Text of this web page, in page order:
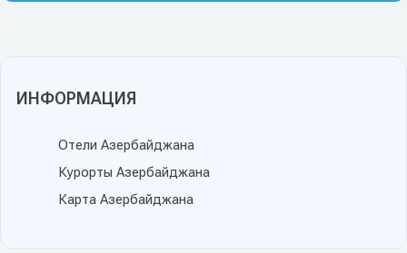
ИНФОРМАЦИЯ
Отели Азербайджана
Курорты Азербайджана
Карта Азербайджана